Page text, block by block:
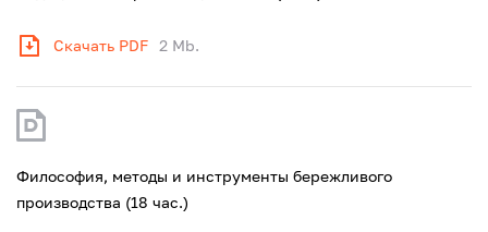
Скачать PDF 2 Mb.
Философия, методы и инструменты бережливого
производства (18 час.)